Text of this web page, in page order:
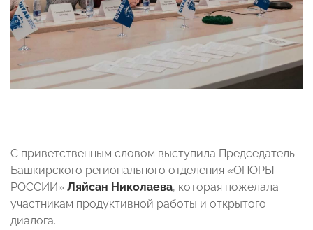
С приветственным словом выступила Председатель
Башкирского регионального отделения «ОПОРЫ
РОССИИ» Ляйсан Николаева, которая пожелала
участникам продуктивной работы и открытого
диалога.